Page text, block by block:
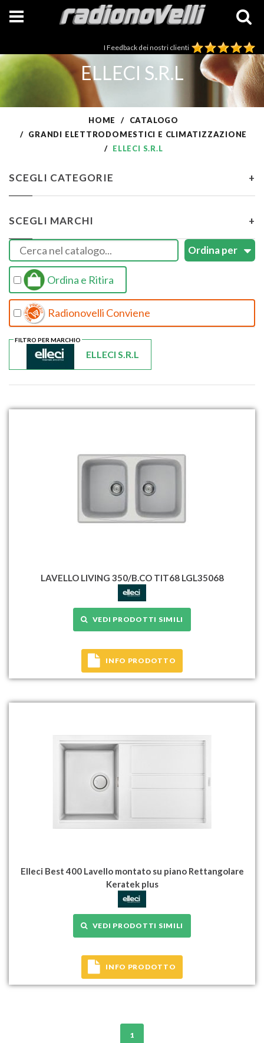
I Feedback dei nostri clienti
ELLECI S.R.L
HOME
CATALOGO
GRANDI ELETTRODOMESTICI E CLIMATIZZAZIONE
ELLECI S.R.L
SCEGLI CATEGORIE +
SCEGLI MARCHI +
Ordina e Ritira
Radionovelli Conviene
ELLECI S.R.L
FILTRO PER MARCHIO
LAVELLO LIVING 350/B.CO TIT68 LGL35068
VEDI PRODOTTI SIMILI
INFO PRODOTTO
Elleci Best 400 Lavello montato su piano Rettangolare
Keratek plus
VEDI PRODOTTI SIMILI
INFO PRODOTTO
1